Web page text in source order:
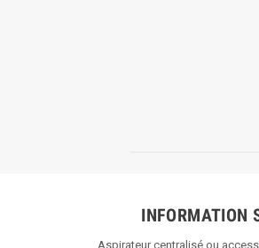
INFORMATION
Aspirateur centralisé ou